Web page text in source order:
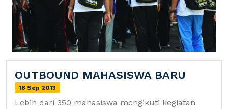
OUTBOUND MAHASISWA BARU
18 Sep 2013
Lebih dari 350 mahasiswa mengikuti kegiatan